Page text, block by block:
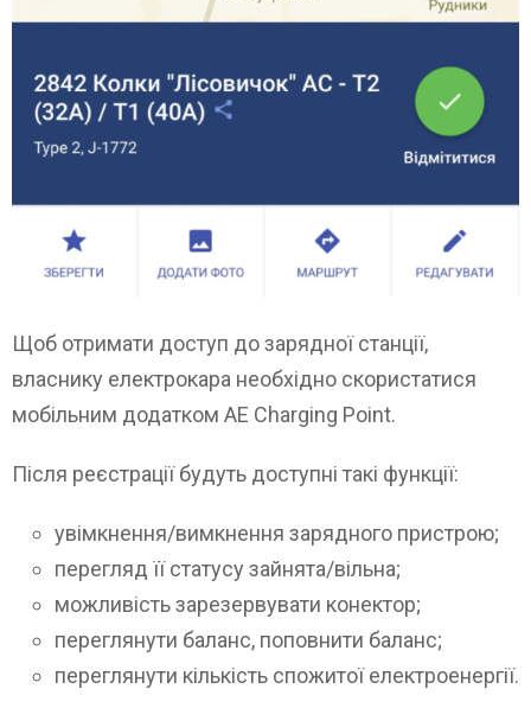
Щоб отримати доступ до зарядної станції,
власнику електрокара необхідно скористатися
мобільним додатком АЕ Charging Point.
Після реєстрації будуть доступні такі функції:
увімкнення/вимкнення зарядного пристрою;
перегляд її статусу зайнята/вільна;
можливість зарезервувати конектор;
переглянути баланс, поповнити баланс;
переглянути кількість спожитої електроенергії.